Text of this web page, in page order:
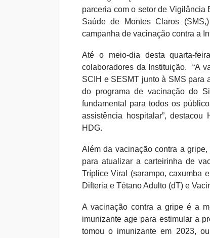
parceria com o setor de Vigilância
Saúde de Montes Claros
campanha de vacinação contra a
Até o meio-dia desta quarta-
colaboradores da Instituição. “A
SCIH e SESMT junto à SMS para
do programa de vacinação do
fundamental para todos os
assistência hospitalar”,
HDG.
Além da vacinação contra a
para atualizar a carteirinha de
Tríplice Viral (sarampo, caxumba
Difteria e Tétano Adulto (dT) e
A vacinação contra a gripe é a
imunizante age para estimular a
tomou o imunizante em 2023,